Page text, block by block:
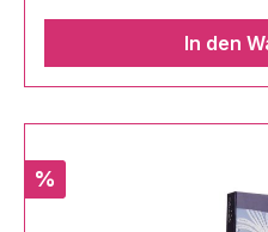
In den
Rabatt
%